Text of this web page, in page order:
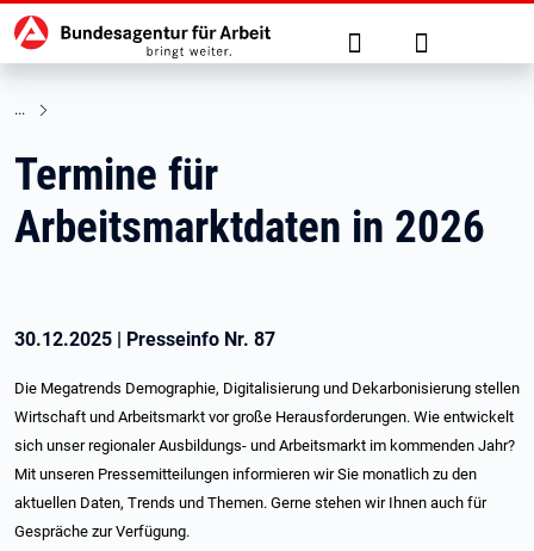
zu den Hauptinhalten springen
Hauptnavigation Suche Anmelden
Termine für
Arbeitsmarktdaten in 2026
30.12.2025 | Presseinfo Nr. 87
Die Megatrends Demographie, Digitalisierung und Dekarbonisierung stellen
Wirtschaft und Arbeitsmarkt vor große Herausforderungen. Wie entwickelt
sich unser regionaler Ausbildungs- und Arbeitsmarkt im kommenden Jahr?
Mit unseren Pressemitteilungen informieren wir Sie monatlich zu den
aktuellen Daten, Trends und Themen. Gerne stehen wir Ihnen auch für
Gespräche zur Verfügung.